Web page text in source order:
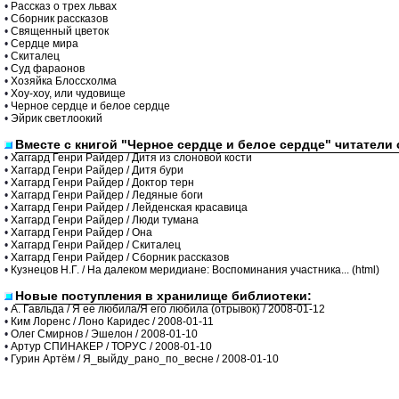
• Рассказ о трех львах
• Сборник рассказов
• Священный цветок
• Сердце мира
• Скиталец
• Суд фараонов
• Хозяйка Блоссхолма
• Хоу-хоу, или чудовище
• Черное сердце и белое сердце
• Эйрик светлоокий
Вместе с книгой "Черное сердце и белое сердце" читатели
• Хаггард Генри Райдер / Дитя из слоновой кости
• Хаггард Генри Райдер / Дитя бури
• Хаггард Генри Райдер / Доктор терн
• Хаггард Генри Райдер / Ледяные боги
• Хаггард Генри Райдер / Лейденская красавица
• Хаггард Генри Райдер / Люди тумана
• Хаггард Генри Райдер / Она
• Хаггард Генри Райдер / Скиталец
• Хаггард Генри Райдер / Сборник рассказов
• Кузнецов Н.Г. / На далеком меридиане: Воспоминания участника... (html)
Новые поступления в хранилище библиотеки:
• А. Гавльда / Я ее любила/Я его любила (отрывок) / 2008-01-12
• Ким Лоренс / Лоно Каридес / 2008-01-11
• Олег Смирнов / Эшелон / 2008-01-10
• Артур СПИНАКЕР / ТОРУС / 2008-01-10
• Гурин Артём / Я_выйду_рано_по_весне / 2008-01-10